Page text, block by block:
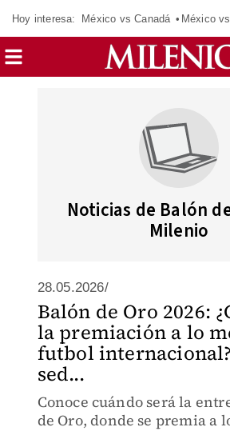
Hoy interesa: México vs Canadá México
Noticias de Balón
Milenio
28.05.2026/
Balón de Oro 2026:
la premiación a lo
futbol
sed...
Conoce cuándo será la
de Oro, donde se premia a